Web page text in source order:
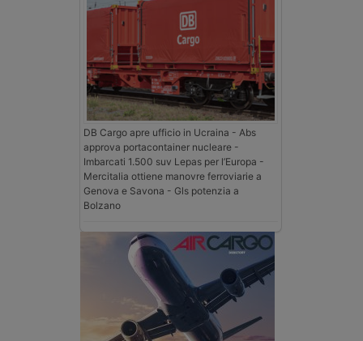
DB Cargo apre ufficio in Ucraina - Abs
approva portacontainer nucleare -
Imbarcati 1.500 suv Lepas per l’Europa -
Mercitalia ottiene manovre ferroviarie a
Genova e Savona - Gls potenzia a
Bolzano